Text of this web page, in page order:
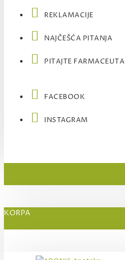
REKLAMACIJE
NAJČEŠĆA PITANJA
PITAJTE FARMACEUTA
FACEBOOK
INSTAGRAM
KORPA